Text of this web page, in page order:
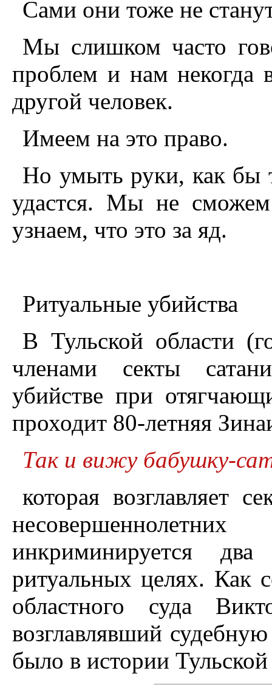
Сами они тоже не
Мы слишком часто
проблем и нам некогда
другой человек.
Имеем на это право.
Но умыть руки, как бы
удастся. Мы не
узнаем, что это за яд.
Ритуальные убийства
В Тульской области
членами секты
убийстве при
проходит 80-летняя
Так и вижу бабушку-
которая возглавляет
инкриминируется
ритуальных целях. Как
областного суда
возглавлявший
было в истории